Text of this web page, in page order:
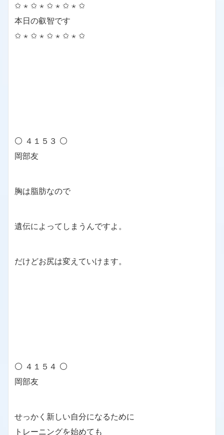
✩ ⋆ ✩ ⋆ ✩ ⋆ ✩ ⋆ ✩
本日の叡智です
✩ ⋆ ✩ ⋆ ✩ ⋆ ✩ ⋆ ✩
⚪ ４１５３ ⚪
岡部友
胸は脂肪なので
遺伝によってしまうんですよ。
だけどお尻は変えていけます。
⚪ ４１５４ ⚪
岡部友
せっかく新しい自分になるために
トレーニングを始めても